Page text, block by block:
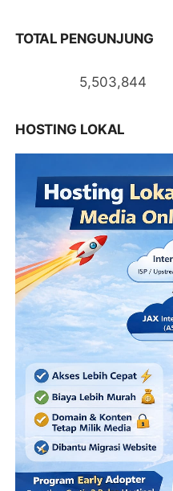
TOTAL PENGUNJUNG
5,503,844
HOSTING LOKAL